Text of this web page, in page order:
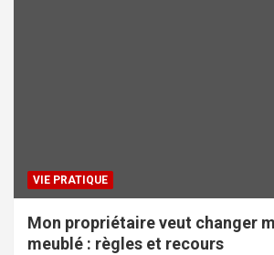
VIE PRATIQUE
Mon propriétaire veut changer
meublé : règles et recours